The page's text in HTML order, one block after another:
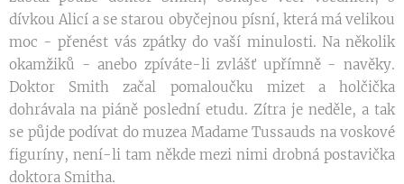
dívkou Alicí a se starou obyčejnou písní, která má velikou
moc - přenést vás zpátky do vaší minulosti. Na několik
okamžiků - anebo zpíváte-li zvlášť upřímně - navěky.
Doktor Smith začal pomaloučku mizet a holčička
dohrávala na piáně poslední etudu. Zítra je neděle, a tak
se půjde podívat do muzea Madame Tussauds na voskové
figuríny, není-li tam někde mezi nimi drobná postavička
doktora Smitha.